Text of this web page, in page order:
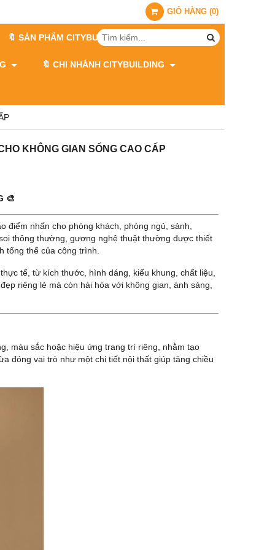
GIỎ HÀNG (0)
🔖 SẢN PHẨM CITYBUILDING
🔖 CHI NHÁNH CITYBUILDING
KHÔNG GIAN SỐNG CAO CẤP
🎨
điểm nhấn cho phòng khách, phòng ngủ, sảnh,
thông thường, gương nghệ thuật thường được thiết
tổng thể của công trình.
tế, từ kích thước, hình dáng, kiểu khung, chất liệu,
riêng lẻ mà còn hài hòa với không gian, ánh sáng,
màu sắc hoặc hiệu ứng trang trí riêng, nhằm tạo
đóng vai trò như một chi tiết nội thất giúp tăng chiều